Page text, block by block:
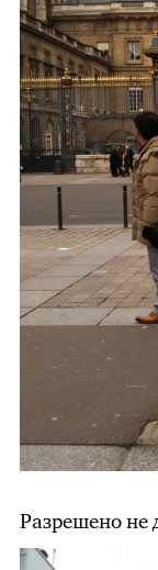
Разрешено не